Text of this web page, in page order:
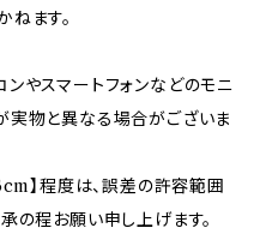
ます。
やスマートフォンなどのモニ
実物と異なる場合がございま
】程度は、誤差の許容範囲
の程お願い申し上げます。